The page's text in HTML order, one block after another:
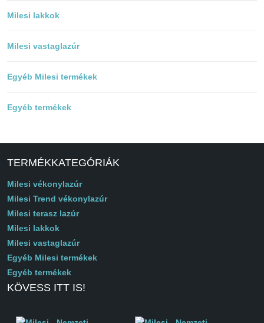
Milesi lakkok
Milesi vastaglazúr
Egyéb Milesi termékek
Egyéb termékek
TERMÉKKATEGÓRIÁK
Milesi vékonylazúr
Milesi Trend vékonylazúr
Milesi terasz lazúr
Milesi lakkok
Milesi vastaglazúr
Egyéb Milesi termékek
Egyéb termékek
KÖVESS ITT IS!